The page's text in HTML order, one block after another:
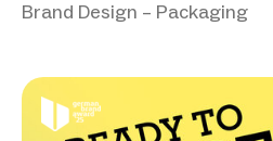
Brand Design – Packaging